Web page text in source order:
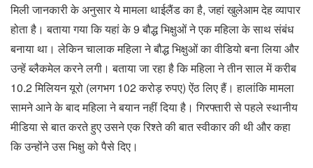
मिली जानकारी के अनुसार ये मामला थाईलैंड का है, जहां खुलेआम देह व्यापार
होता है। बताया गया कि यहां के 9 बौद्ध भिक्षुओं ने एक महिला के साथ संबंध
बनाया था। लेकिन चालाक महिला ने बौद्ध भिक्षुओं का वीडियो बना लिया और
उन्हें ब्लैकमेल करने लगी। बताया जा रहा है कि महिला ने तीन साल में करीब
10.2 मिलियन यूरो (लगभग 102 करोड़ रुपए) ऐंठ लिए हैं। हालांकि मामला
सामने आने के बाद महिला ने बयान नहीं दिया है। गिरफ्तारी से पहले स्थानीय
मीडिया से बात करते हुए उसने एक रिश्ते की बात स्वीकार की थी और कहा
कि उन्होंने उस भिक्षु को पैसे दिए।